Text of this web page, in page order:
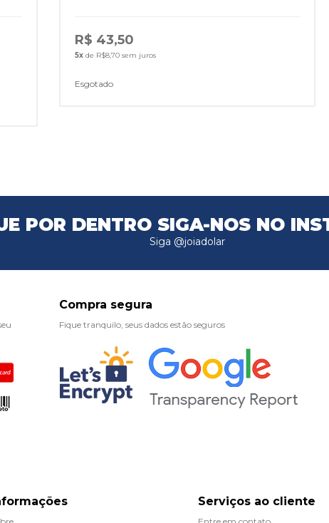
R$ 43,50
5x de R$8,70 sem juros
Esgotado
POR DENTRO SIGA-NOS NO
Siga @joiadolar
Compra segura
Fique tranquilo, seus dados estão seguros
Serviços ao cliente